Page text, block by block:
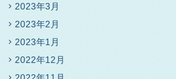
2023年3月
2023年2月
2023年1月
2022年12月